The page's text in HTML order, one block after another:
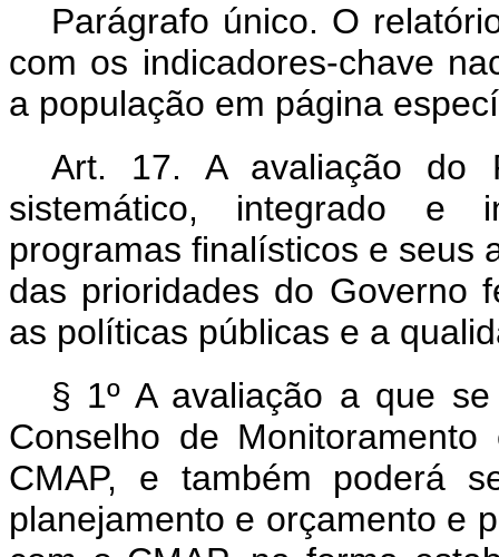
Parágrafo único. O
com os indicadores-chave
a população em página
Art. 17. A avaliação do
sistemático, integrado e
programas finalísticos e seus
das prioridades do Governo
as políticas públicas e a
§ 1º A avaliação a que
Conselho de
CMAP, e também poderá
planejamento e orçamento e